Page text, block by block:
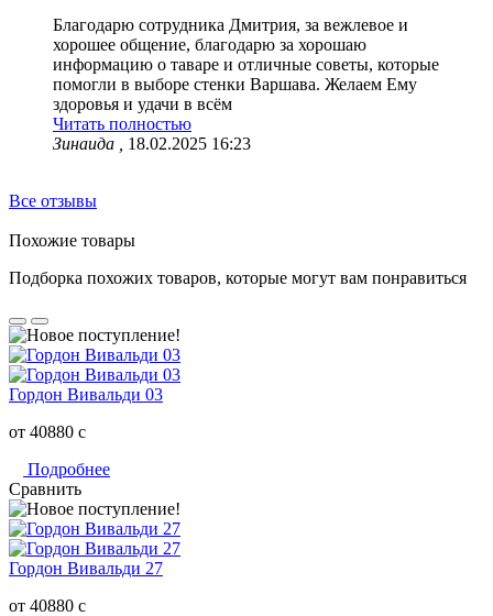
Благодарю сотрудника Дмитрия, за вежлевое и
хорошее общение, благодарю за хорошаю
информацию о таваре и отличные советы, которые
помогли в выборе стенки Варшава. Желаем Ему
здоровья и удачи в всём
Читать полностью
Зинаида ,
18.02.2025 16:23
Все отзывы
Похожие товары
Подборка похожих товаров, которые могут вам понравиться
Гордон Вивальди 03
от 40880 c
Подробнее
Сравнить
Гордон Вивальди 27
от 40880 c